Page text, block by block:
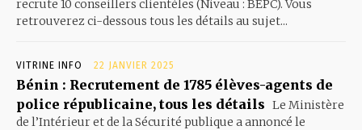
recrute 10 conseillers clientèles (Niveau : BEPC). Vous
retrouverez ci-dessous tous les détails au sujet...
VITRINE INFO 22 JANVIER 2025
Bénin : Recrutement de 1785 élèves-agents de
police républicaine, tous les détails Le Ministère
de l’Intérieur et de la Sécurité publique a annoncé le